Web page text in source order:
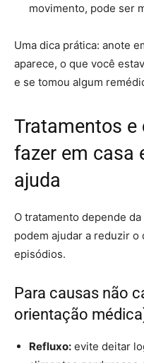
movimento, pode ser
Uma dica prática: anote
aparece, o que você
e se tomou algum
Tratamentos e
fazer em casa
ajuda
O tratamento depende
podem ajudar a reduzir
episódios.
Para causas não
orientação
Refluxo: evite deitar